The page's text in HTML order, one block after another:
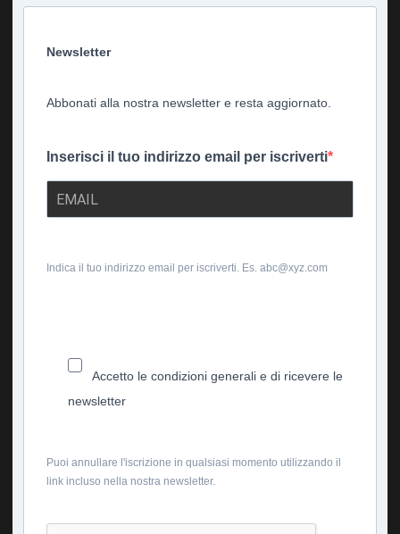
Newsletter
Abbonati alla nostra newsletter e resta aggiornato.
Inserisci il tuo indirizzo email per iscriverti
Indica il tuo indirizzo email per iscriverti. Es. abc@xyz.com
Accetto le condizioni generali e di ricevere le
newsletter
Puoi annullare l'iscrizione in qualsiasi momento utilizzando il
link incluso nella nostra newsletter.